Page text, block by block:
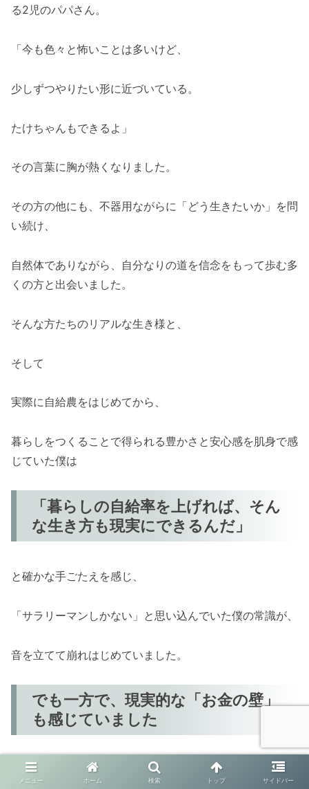
る2児のパパさん。
「今も色々と怖いことは多いけど、
少しずつやりたい形に近づいている。
たけちゃんもできるよ」
その言葉に胸が熱くなりました。
その方の他にも、不器用ながらに「どう生きたいか」を問
い続け、
自然体でありながら、自分なりの道を信念をもって歩む多
くの方と出会いました。
そんな方たちのリアルな生き様と、
そして
実際に自給農をはじめてから、
暮らしをつくることで得られる豊かさと安心感を肌身で感
じていた僕は
「暮らしの自給率を上げれば、そん
な生き方も現実にできるんだ」
と確かな手ごたえを感じ、
「サラリーマンしかない」と思い込んでいた僕の常識が、
音を立てて崩れはじめていました。
でも一方で、現実的な「お金の壁」
も感じていました
その頃には、おぼろげながらも
メニュー ホーム 検索 トップ サイドバー